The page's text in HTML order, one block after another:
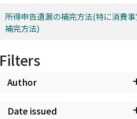
所得申告遺漏の補完方法(特に消費
補完方法)
Filters
Author
Date issued